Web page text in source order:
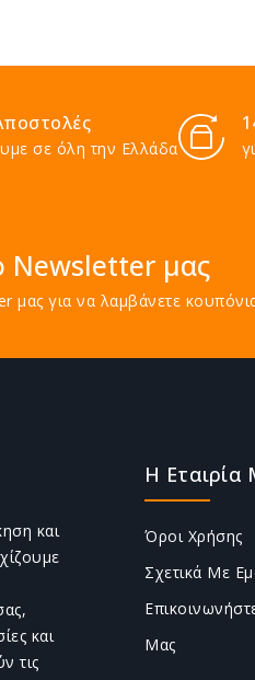
σε όλη την Ελλάδα
Newsletter μας
μας για να λαμβάνετε
και
και
τις
Η Εταιρία
Όροι Χρήσης
Σχετικά Με
Μας